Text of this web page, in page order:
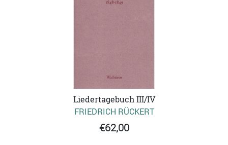
Liedertagebuch III/IV
FRIEDRICH RÜCKERT
€62,00